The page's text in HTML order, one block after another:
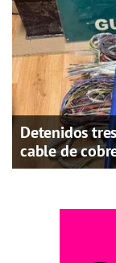
Detenidos
cable de